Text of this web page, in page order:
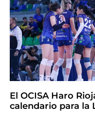
El OCISA Haro
calendario para la